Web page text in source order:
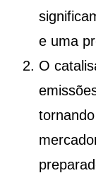
e uma
O